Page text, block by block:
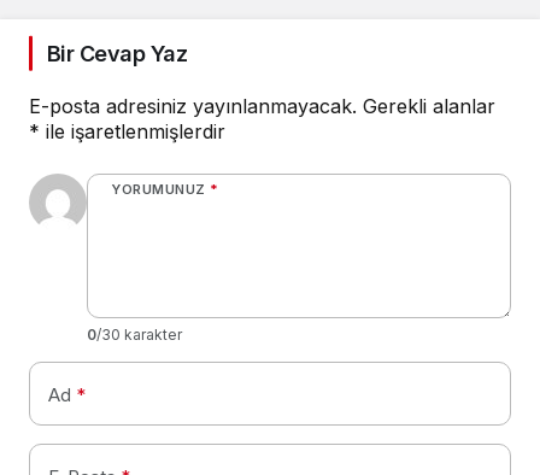
Bir Cevap Yaz
E-posta adresiniz yayınlanmayacak. Gerekli alanlar
* ile işaretlenmişlerdir
YORUMUNUZ *
0/30 karakter
Ad *